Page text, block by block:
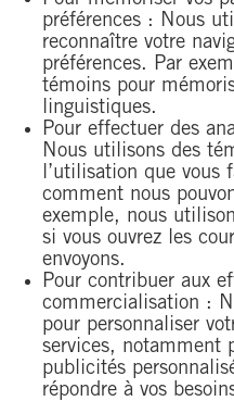
préférences : Nous
reconnaître votre
préférences. Par
témoins pour
linguistiques.
Pour effectuer des
Nous utilisons des
l’utilisation que vous
comment nous
exemple, nous
si vous ouvrez les
envoyons.
Pour contribuer aux
commercialisation :
pour personnaliser
services, notamment
publicités
répondre à vos